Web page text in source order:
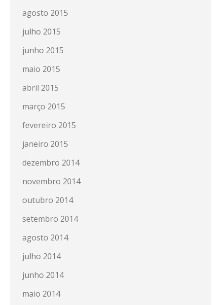
agosto 2015
julho 2015
junho 2015
maio 2015
abril 2015
março 2015
fevereiro 2015
janeiro 2015
dezembro 2014
novembro 2014
outubro 2014
setembro 2014
agosto 2014
julho 2014
junho 2014
maio 2014